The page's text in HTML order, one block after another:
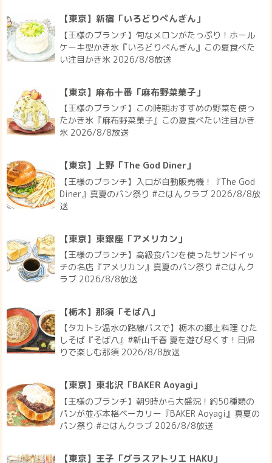
【東京】新宿「いろどりぺんぎん」
【王様のブランチ】旬なメロンがたっぷり！ホール
ケーキ型かき氷『いろどりぺんぎん』この夏食べた
い注目かき氷 2026/8/8放送
【東京】麻布十番「麻布野菜菓子」
【王様のブランチ】この時期おすすめの野菜を使っ
たかき氷『麻布野菜菓子』この夏食べたい注目かき
氷 2026/8/8放送
【東京】上野「The God Diner」
【王様のブランチ】入口が自動販売機！『The God
Diner』真夏のパン祭り #ごはんクラブ 2026/8/8放
送
【東京】東銀座「アメリカン」
【王様のブランチ】高級食パンを使ったサンドイッ
チの名店『アメリカン』真夏のパン祭り #ごはんク
ラブ 2026/8/8放送
【栃木】那須「そば八」
【タカトシ温水の路線バスで】栃木の郷土料理 ひた
しそば『そば八』#新山千春 夏を遊び尽くす！日帰
りで楽しむ那須 2026/8/8放送
【東京】東北沢「BAKER Aoyagi」
【王様のブランチ】朝9時から大盛況！約50種類の
パンが並ぶ本格ベーカリー『BAKER Aoyagi』真夏の
パン祭り #ごはんクラブ 2026/8/8放送
【東京】王子「グラスアトリエ HAKU」